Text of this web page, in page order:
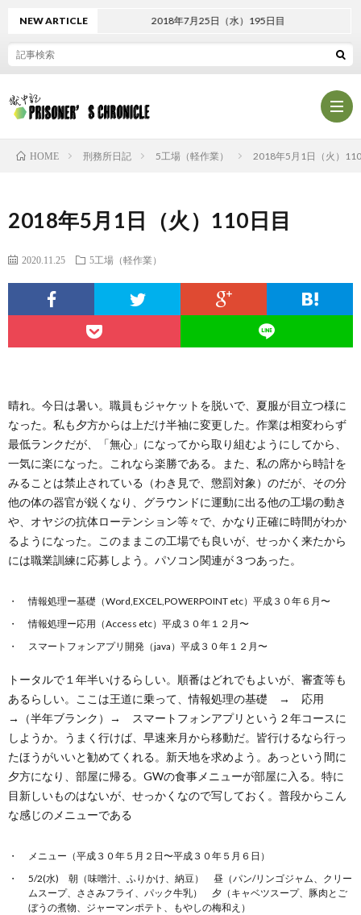
フ
ル
ラ
シ
ポ
リ
お
合
わ
せ
NEW ARTICLE 2018年7月25日（水）195日目
HOME 刑務所日記 5工場（軽作業） 2018年5月1日（火）
2018年5月1日（火）110日目
2020.11.25 5工場（軽作業）
晴れ。今日は暑い。職員もジャケットを脱いで、夏服が目立つ様に
なった。私も夕方からは上だけ半袖に変更した。作業は相変わらず
最低ランクだが、「無心」になってから取り組むようにしてから、
一気に楽になった。これなら楽勝である。また、私の席から時計を
みることは禁止されている（わき見で、懲罰対象）のだが、その分
他の体の器官が鋭くなり、グラウンドに運動に出る他の工場の動き
や、オヤジの抗体ローテンション等々で、かなり正確に時間がわか
るようになった。このままこの工場でも良いが、せっかく来たから
には職業訓練に応募しよう。パソコン関連が３つあった。
情報処理ー基礎（Word,EXCEL,POWERPOINT etc）平成３０年６月〜
情報処理ー応用（Access etc）平成３０年１２月〜
スマートフォンアプリ開発（java）平成３０年１２月〜
トータルで１年半いけるらしい。順番はどれでもよいが、審査等も
あるらしい。ここは王道に乗って、情報処理の基礎 → 応用
→（半年ブランク）→ スマートフォンアプリという２年コースに
しようか。うまく行けば、早速来月から移動だ。皆行けるなら行っ
たほうがいいと勧めてくれる。新天地を求めよう。あっという間に
夕方になり、部屋に帰る。GWの食事メニューが部屋に入る。特に
目新しいものはないが、せっかくなので写しておく。普段からこん
な感じのメニューである
メニュー（平成３０年５月２日〜平成３０年５月６日）
5/2(水) 朝（味噌汁、ふりかけ、納豆） 昼（パン/リンゴジャム、クリー
ムスープ、ささみフライ、パック牛乳） 夕（キャベツスープ、豚肉とご
ぼうの煮物、ジャーマンポテト、もやしの梅和え）